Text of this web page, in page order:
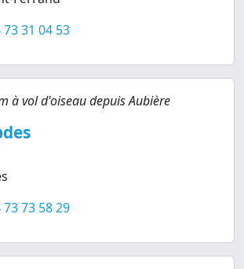
73 31 04 53
à vol d'oiseau depuis Aubière
73 73 58 29